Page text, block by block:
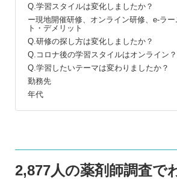
Q.学習スタイルは変化しましたか？
ー現地開催研修、オンライン研修、e-ラ
ト・デメリット
Q.研修の探し方は変化しましたか？
Q.コロナ後の学習スタイルはオンライン
Q.学習したいテーマは変わりましたか？
勤務先
年代
2,877人の薬剤師調査で